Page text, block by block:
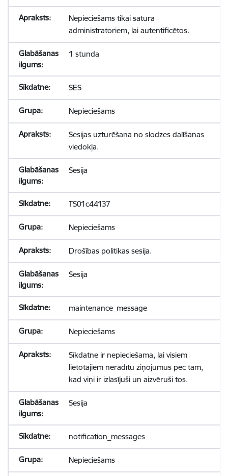
Nepieciešams tikai satura
administratoriem, lai autentificētos.
1 stunda
SES
Nepieciešams
Sesijas uzturēšana no slodzes dalīšanas
viedokļa.
Sesija
TS01c44137
Nepieciešams
Drošības politikas sesija.
Sesija
maintenance_message
Nepieciešams
Sīkdatne ir nepieciešama, lai visiem
lietotājiem nerādītu ziņojumus pēc tam,
kad viņi ir izlasījuši un aizvēruši tos.
Sesija
notification_messages
Nepieciešams